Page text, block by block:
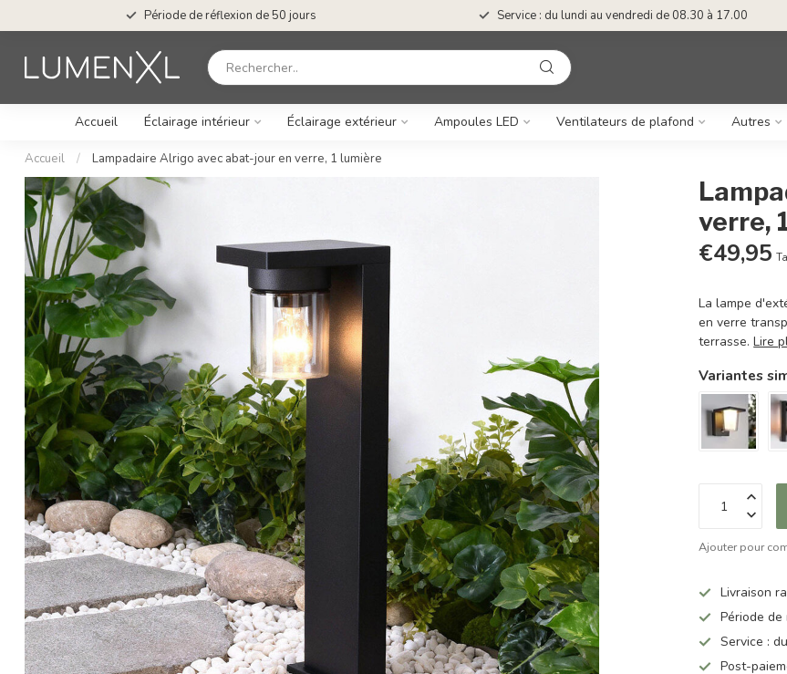
Période de réflexion de 50 jours Service : du lundi au vendredi de 08.30 à 17.00
Accueil Éclairage intérieur Éclairage extérieur Ampoules LED Ventilateurs de plafond Autres
Accueil / Lampadaire Alrigo avec abat-jour en verre, 1 lumière
verre,
€49,95
La lampe
en verre
terrasse.Lire
Variantes
Ajouter pour
Livraison
Période
Service :
Post-